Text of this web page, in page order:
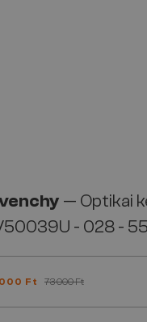
— Optikai
- 028 - 55
Ft 73 000 Ft